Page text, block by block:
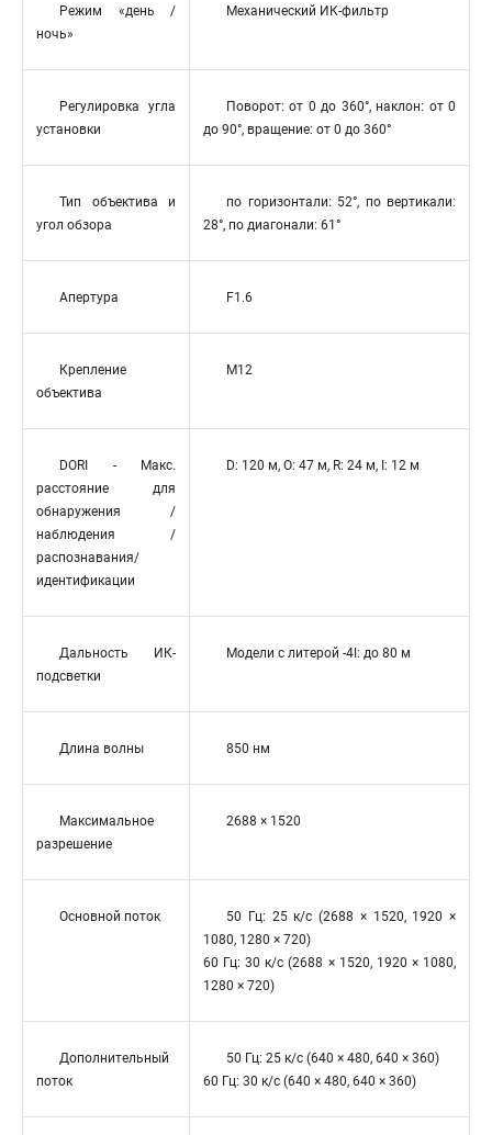
Режим «день /
ночь»
Механический ИК-фильтр
Регулировка угла
установки
Поворот: от 0 до 360°, наклон: от 0
до 90°, вращение: от 0 до 360°
Тип объектива и
угол обзора
по горизонтали: 52°, по вертикали:
28°, по диагонали: 61°
Апертура F1.6
Крепление
объектива
M12
DORI - Макс.
расстояние для
обнаружения /
наблюдения /
распознавания/
идентификации
D: 120 м, O: 47 м, R: 24 м, I: 12 м
Дальность ИК-
подсветки
Модели с литерой -4I: до 80 м
Длина волны 850 нм
Максимальное
разрешение
2688 × 1520
Основной поток
50 Гц: 25 к/с (2688 × 1520, 1920 ×
1080, 1280 × 720)
60 Гц: 30 к/с (2688 × 1520, 1920 × 1080,
1280 × 720)
Дополнительный
поток
50 Гц: 25 к/с (640 × 480, 640 × 360)
60 Гц: 30 к/с (640 × 480, 640 × 360)